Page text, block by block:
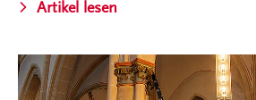
Artikel lesen